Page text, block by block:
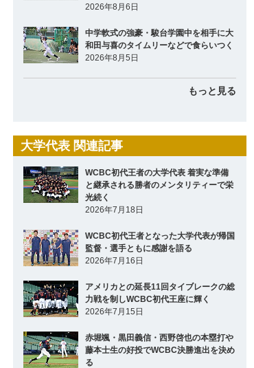
2026年8月6日
中学軟式の強豪・駿台学園中を相手に大
和田与喜のタイムリーなどで食らいつく
2026年8月5日
もっと見る
大学代表 関連記事
WCBC初代王者の大学代表 着実な準備
と継承される勝者のメンタリティーで栄
光続く
2026年7月18日
WCBC初代王者となった大学代表が帰国
監督・選手ともに感謝を語る
2026年7月16日
アメリカとの延長11回タイブレークの総
力戦を制しWCBC初代王座に輝く
2026年7月15日
赤堀颯・黒田義信・西野啓也の本塁打や
藤本士生の好投でWCBC決勝進出を決め
る